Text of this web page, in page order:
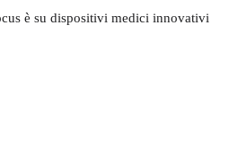
è su dispositivi medici innovativi